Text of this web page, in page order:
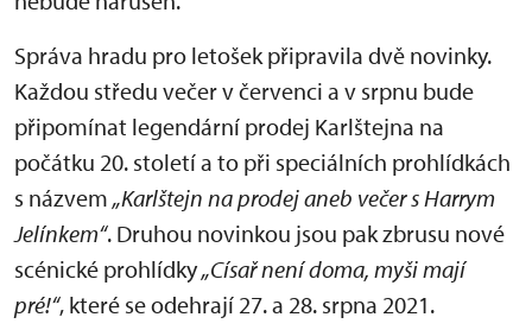
Správa hradu pro letošek připravila dvě novinky.
Každou středu večer v červenci a v srpnu bude
připomínat legendární prodej Karlštejna na
počátku 20. století a to při speciálních prohlídkách
s názvem „Karlštejn na prodej aneb večer s Harrym
Jelínkem“. Druhou novinkou jsou pak zbrusu nové
scénické prohlídky„Císař není doma, myši mají
pré!“, které se odehrají 27. a 28. srpna 2021.